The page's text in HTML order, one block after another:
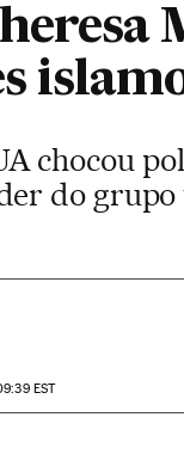
chocou
do
EST